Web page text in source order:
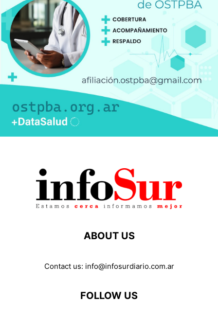
ABOUT US
Contact us: info@infosurdiario.com.ar
FOLLOW US